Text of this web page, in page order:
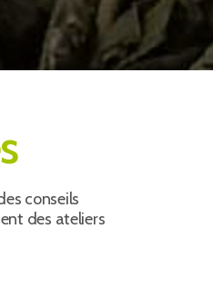
conseils
des ateliers